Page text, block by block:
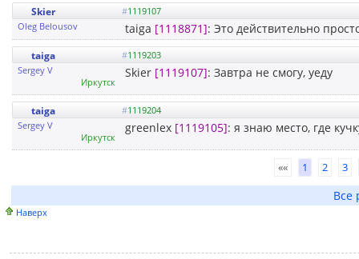
Skier #1119107
Oleg Belousov
taiga [1118871]: Это действительно
taiga #1119203
Sergey V
Иркутск
Skier [1119107]: Завтра не смогу, уеду
taiga #1119204
Sergey V
Иркутск
greenlex [1119105]: я знаю место, где
«« 1 2 3
Все
Наверх